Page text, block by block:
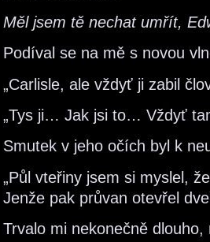
Měl jsem tě nechat umřít,
Podíval se na mě s novou
„Carlisle, ale vždyť ji zabil
„Tys ji… Jak jsi to… Vždyť
Smutek v jeho očích byl k
„Půl vteřiny jsem si myslel,
Jenže pak průvan otevřel
Trvalo mi nekonečně